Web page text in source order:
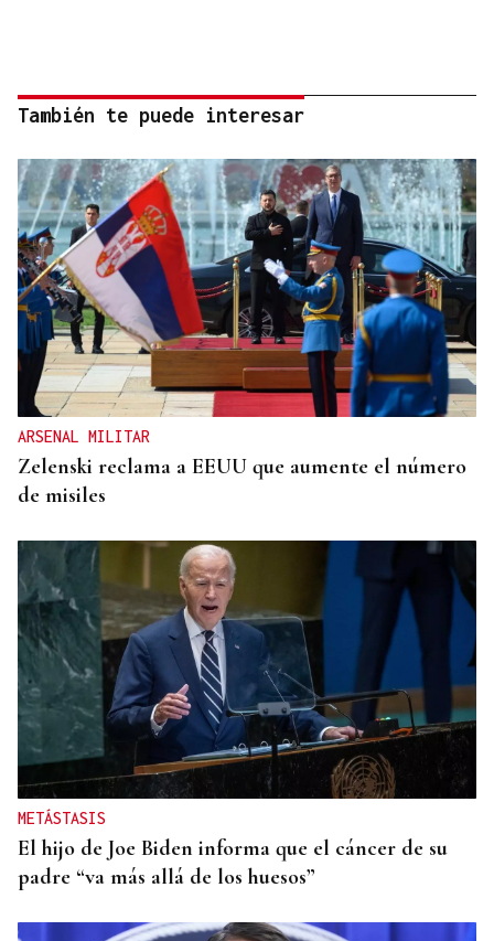
También te puede interesar
ARSENAL MILITAR
Zelenski reclama a EEUU que aumente el número
de misiles
METÁSTASIS
El hijo de Joe Biden informa que el cáncer de su
padre “va más allá de los huesos”